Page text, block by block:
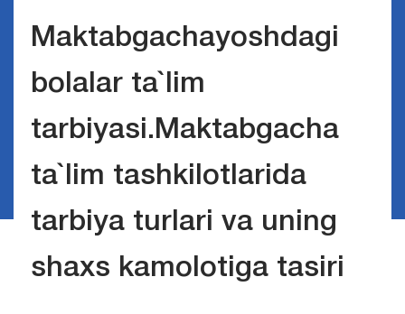
Maktabgachayoshdagi
bolalar ta`lim
tarbiyasi.Maktabgacha
ta`lim tashkilotlarida
tarbiya turlari va uning
shaxs kamolotiga tasiri